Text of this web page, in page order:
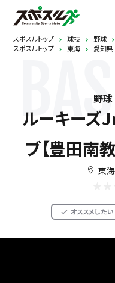
スポスルトップ 球技 野球
スポスルトップ
東海 愛知県
野球
ルーキーズ
ブ【豊田南
東海
オススメしたい